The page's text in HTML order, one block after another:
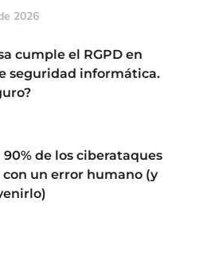
2026
cumple el RGPD en
seguridad informática.
90% de los ciberataques
un error humano (y